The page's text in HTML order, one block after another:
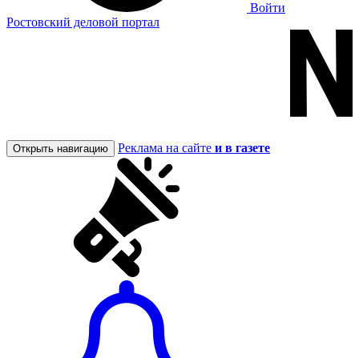
Войти
Ростовский деловой портал
Открыть навигацию Реклама на сайте и в газете